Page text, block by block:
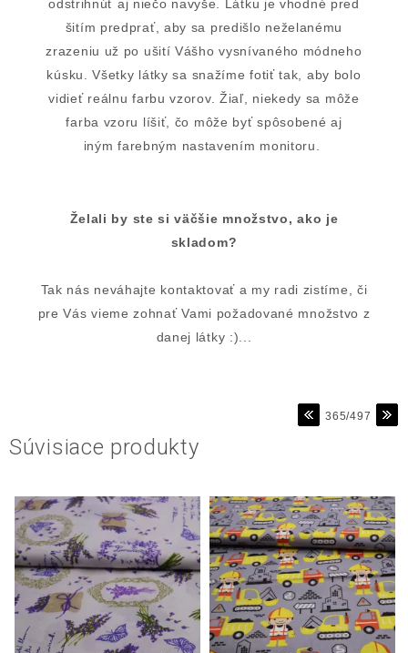
odstrihnúť aj niečo navyše. Látku je vhodné pred
šitím predprať, aby sa predišlo neželanému
zrazeniu už po ušití Vášho vysnívaného módneho
kúsku. Všetky látky sa snažíme fotiť tak, aby bolo
vidieť reálnu farbu vzorov. Žiaľ, niekedy sa môže
farba vzoru líšiť, čo môže byť spôsobené aj
iným farebným nastavením monitoru.
Želali by ste si väčšie množstvo, ako je
skladom?
Tak nás neváhajte kontaktovať a my radi zistíme, či
pre Vás vieme zohnať Vami požadované množstvo z
danej látky :)...
365/497
Súvisiace produkty